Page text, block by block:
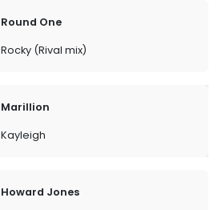
Round One
Rocky (Rival mix)
Marillion
Kayleigh
Howard Jones